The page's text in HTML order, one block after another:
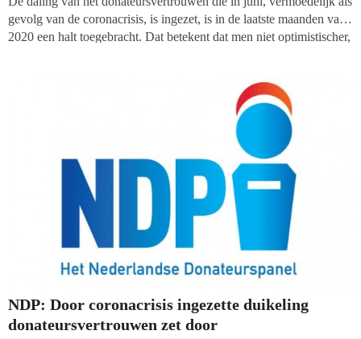
gevolg van de coronacrisis, is ingezet, is in de laatste maanden van
2020 een halt toegebracht. Dat betekent dat men niet optimistischer,
Nederlandse Donateurspanel (NDP) die
ieder kwartaal wordt gehouden door WWAV, het CBF en
Ditmaal werden de respondenten ook
gevraagd naar de onderwerpen die wat hen betreft aandacht
verdienen in 2021 en naar de perceptie goede doelen op social
NDP: Door coronacrisis ingezette duikeling
donateursvertrouwen zet door